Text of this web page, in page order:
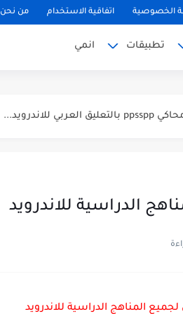
الخصوصية اتفاقية الاستخدام من نحن
تطبيقات انمي
الدراسية للاندرويد
المناهج الدراسية للاندرويد